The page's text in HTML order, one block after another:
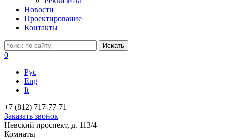
Новости
Проектирование
Контакты
0
Рус
Eng
It
+7 (812) 717-77-71
Заказать звонок
Невский проспект, д. 113/4
Комнаты